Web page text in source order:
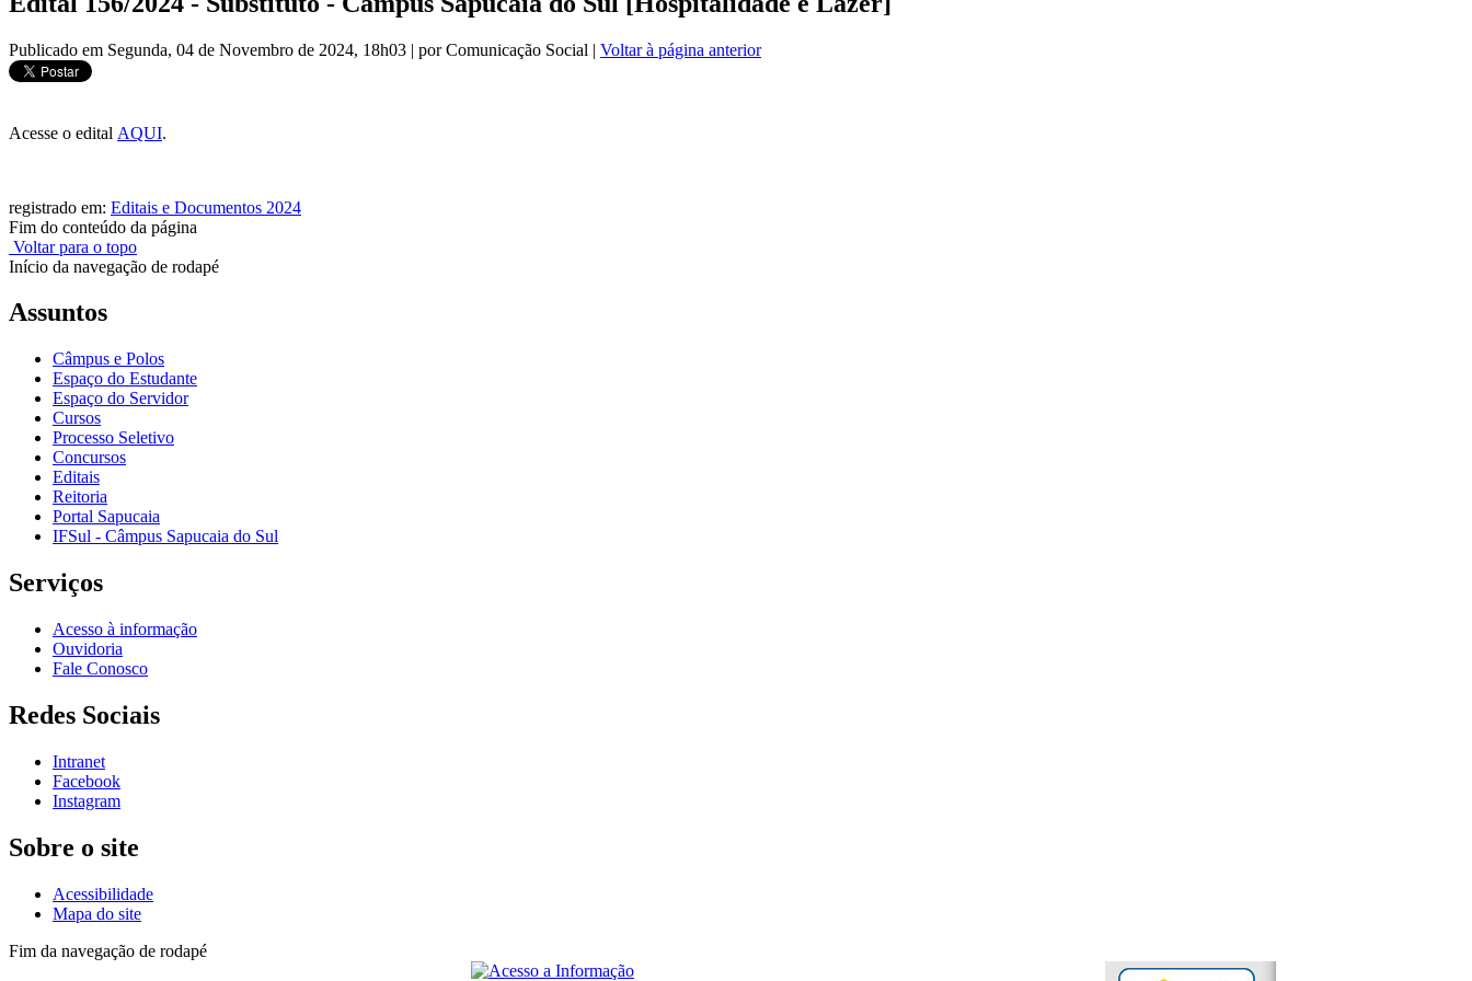
Publicado em Segunda, 04 de Novembro de 2024, 18h03 | por Comunicação Social | Voltar à página anterior
Acesse o edital AQUI.
registrado em: Editais e Documentos 2024
Fim do conteúdo da página
Voltar para o topo
Início da navegação de rodapé
Assuntos
Câmpus e Polos
Espaço do Estudante
Espaço do Servidor
Cursos
Processo Seletivo
Concursos
Editais
Reitoria
Portal Sapucaia
IFSul - Câmpus Sapucaia do Sul
Serviços
Acesso à informação
Ouvidoria
Fale Conosco
Redes Sociais
Intranet
Facebook
Instagram
Sobre o site
Acessibilidade
Mapa do site
Fim da navegação de rodapé